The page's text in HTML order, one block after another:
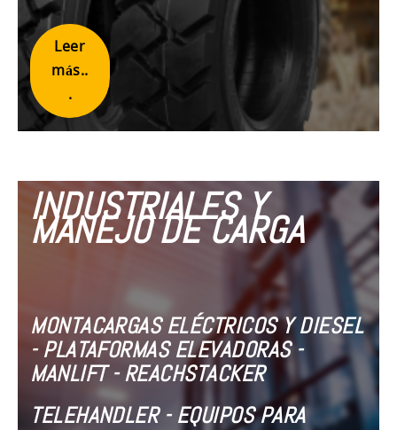
Leer
más..
.
INDUSTRIALES Y
MANEJO DE CARGA
MONTACARGAS ELÉCTRICOS Y DIESEL
- PLATAFORMAS ELEVADORAS -
MANLIFT - REACHSTACKER
TELEHANDLER - EQUIPOS PARA